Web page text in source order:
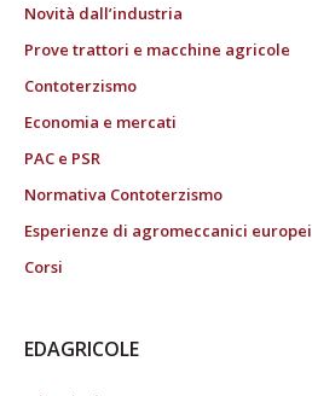
Novità dall’industria
Prove trattori e macchine agricole
Contoterzismo
Economia e mercati
PAC e PSR
Normativa Contoterzismo
Esperienze di agromeccanici europei
Corsi
EDAGRICOLE